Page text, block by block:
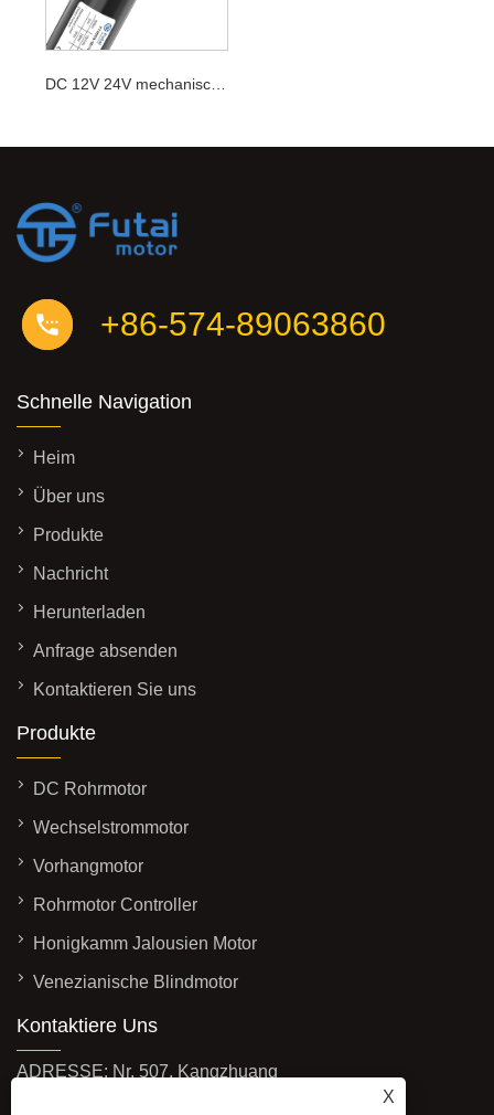
DC 12V 24V mechanischer Rollladenmotor
X
+86-574-89063860
Schnelle Navigation
Heim
Über uns
Produkte
Nachricht
Herunterladen
Anfrage absenden
Kontaktieren Sie uns
Produkte
DC Rohrmotor
Wechselstrommotor
Vorhangmotor
Rohrmotor Controller
Honigkamm Jalousien Motor
Venezianische Blindmotor
Kontaktiere Uns
ADRESSE: Nr. 507, Kangzhuang